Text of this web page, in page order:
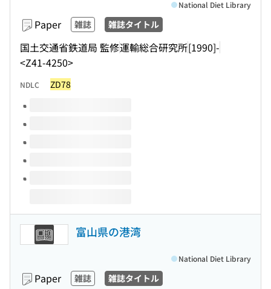
Paper 雑誌 雑誌タイトル
国土交通省鉄道局 監修運輸総合研究所[1990]-
<Z41-4250>
National Diet Library
NDLC ZD78
Volumes of this title
富山県の港湾
Paper 雑誌 雑誌タイトル
National Diet Library